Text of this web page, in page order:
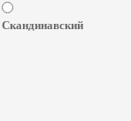
Скандинавский